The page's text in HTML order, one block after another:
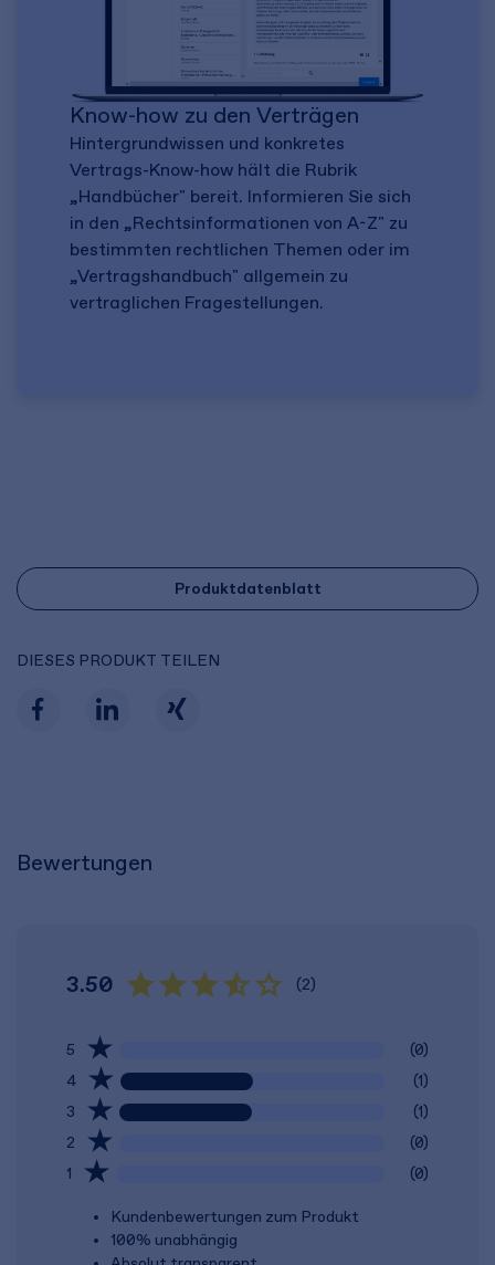
Know-how zu den Verträgen
Hintergrundwissen und konkretes
Vertrags-Know-how hält die Rubrik
„Handbücher" bereit. Informieren Sie sich
in den „Rechtsinformationen von A-Z" zu
bestimmten rechtlichen Themen oder im
„Vertragshandbuch" allgemein zu
vertraglichen Fragestellungen.
Produktdatenblatt
DIESES PRODUKT TEILEN
Bewertungen
3.50 (2)
5
(0)
4
(1)
3
(1)
2
(0)
1
(0)
Kundenbewertungen zum Produkt
100% unabhängig